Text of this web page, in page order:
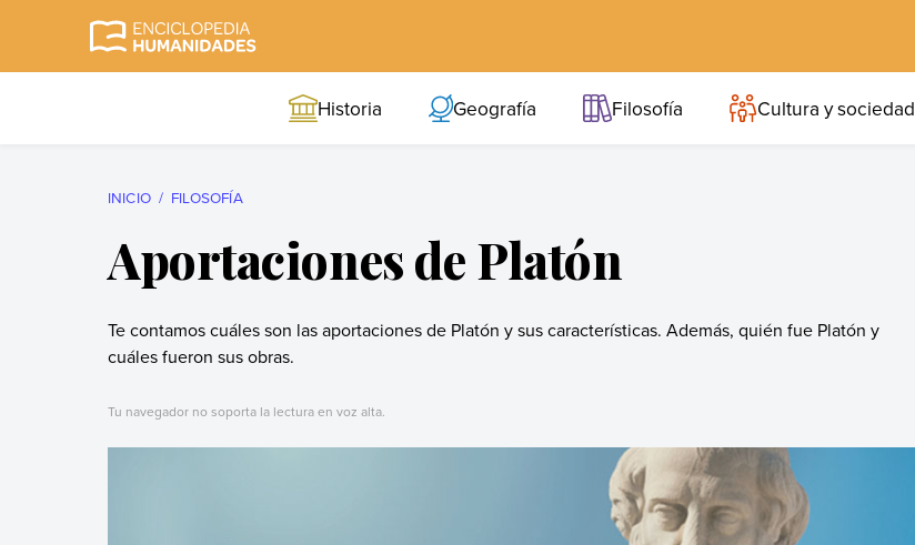
Historia Geografía Filosofía Cultura y sociedad
INICIO FILOSOFÍA
Aportaciones de Platón
Te contamos cuáles son las aportaciones de Platón y sus características. Además, quién fue Platón y
cuáles fueron sus obras.
Tu navegador no soporta la lectura en voz alta.